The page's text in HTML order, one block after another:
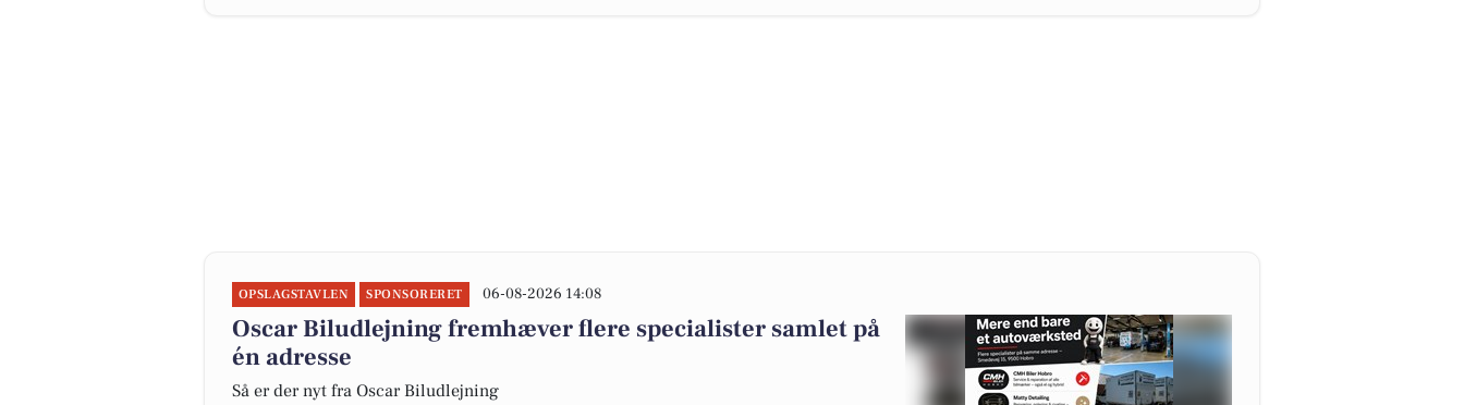
OPSLAGSTAVLEN SPONSORERET 06-08-2026 14:08
Oscar Biludlejning fremhæver flere specialister samlet på
én adresse
Så er der nyt fra Oscar Biludlejning